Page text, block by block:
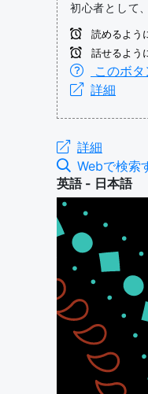
初心者として
読めるよう
話せるよう
このボタ
詳細
詳細
Webで検索
英語 - 日本語